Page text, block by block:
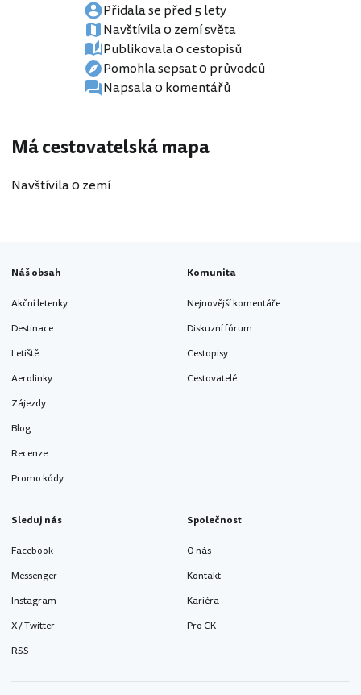
Přidala se před 5 lety
Navštívila 0 zemí světa
Publikovala 0 cestopisů
Pomohla sepsat 0 průvodců
Napsala 0 komentářů
Má cestovatelská mapa
Navštívila 0 zemí
Náš obsah
Akční letenky
Destinace
Letiště
Aerolinky
Zájezdy
Blog
Recenze
Promo kódy
Komunita
Nejnovější komentáře
Diskuzní fórum
Cestopisy
Cestovatelé
Sleduj nás
Facebook
Messenger
Instagram
X / Twitter
RSS
Společnost
O nás
Kontakt
Kariéra
Pro CK